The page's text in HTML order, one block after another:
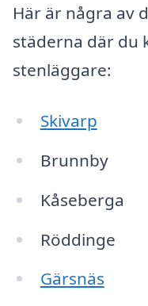
Här är några av
städerna där du
stenläggare:
Skivarp
Brunnby
Kåseberga
Röddinge
Gärsnäs